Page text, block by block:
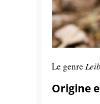
Le genre
Origine